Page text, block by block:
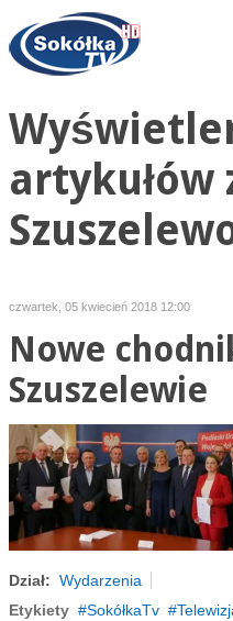
artykułów
czwartek, 05 kwiecień 2018 12:00
Nowe
Szuszelewie
Dział: Wydarzenia
Etykiety
SokółkaTv